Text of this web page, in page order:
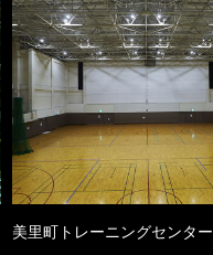
美里町トレーニングセンター